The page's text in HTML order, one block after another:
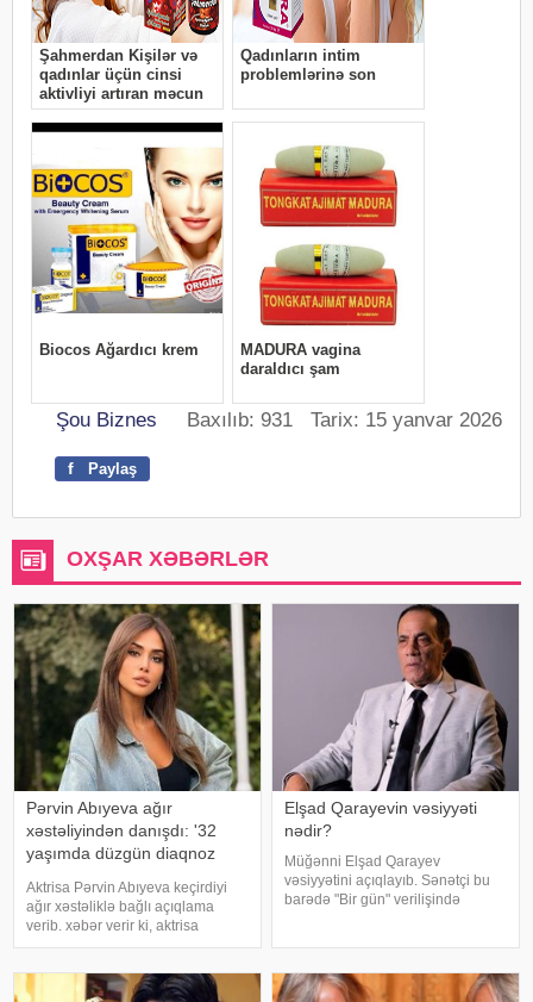
Şou Biznes Baxılıb: 931 Tarix: 15 yanvar 2026
f Paylaş
OXŞAR XƏBƏRLƏR
Pərvin Abıyeva ağır
xəstəliyindən danışdı: '32
yaşımda düzgün diaqnoz
Aktrisa Pərvin Abıyeva keçirdiyi
ağır xəstəliklə bağlı açıqlama
verib. xəbər verir ki, aktrisa
axlorhidriya xəstəliyindən əziyyət
diaqnoz qoyula bilmədiyini
Elşad Qarayevin vəsiyyəti
nədir?
Müğənni Elşad Qarayev
vəsiyyətini açıqlayıb. Sənətçi bu
barədə "Bir gün" verilişində
köçəcəyik. Amma köçməyin d